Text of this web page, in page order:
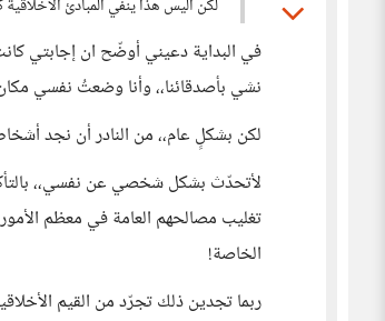
لكن أليس هذا ينفي المبادئ
في البداية دعيني أوضّح ان إجابتي
نشي بأصدقائنا،، وأنا وضعتُ نفسي
لكن بشكلٍ عام،، من النادر أن نجد
لأتحدّث بشكل شخصي عن نفسي،،
تغليب مصالحهم العامة في معظم
الخاصة!
ربما تجدين ذلك تجرّد من القيم